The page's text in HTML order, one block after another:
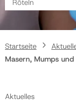
Politik
Gemeinde
Röteln
Startseite
Masern, Mumps und
Aktuelles